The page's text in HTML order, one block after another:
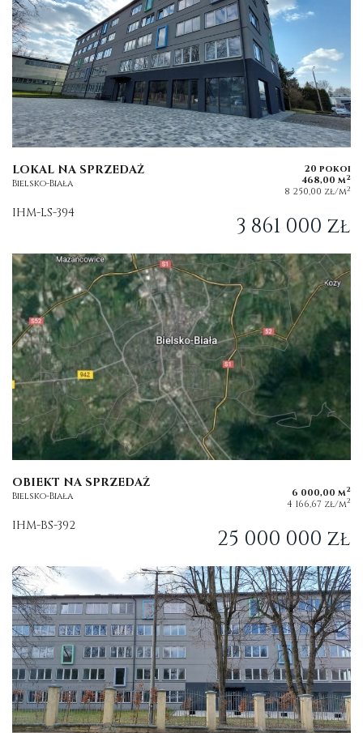
LOKAL NA SPRZEDAŻ
Bielsko-Biała
20 pokoi
468,00 m2
8 250,00 zł/m2
IHM-LS-394 3 861 000 zł
OBIEKT NA SPRZEDAŻ
Bielsko-Biała 6 000,00 m2
4 166,67 zł/m2
IHM-BS-392 25 000 000 zł